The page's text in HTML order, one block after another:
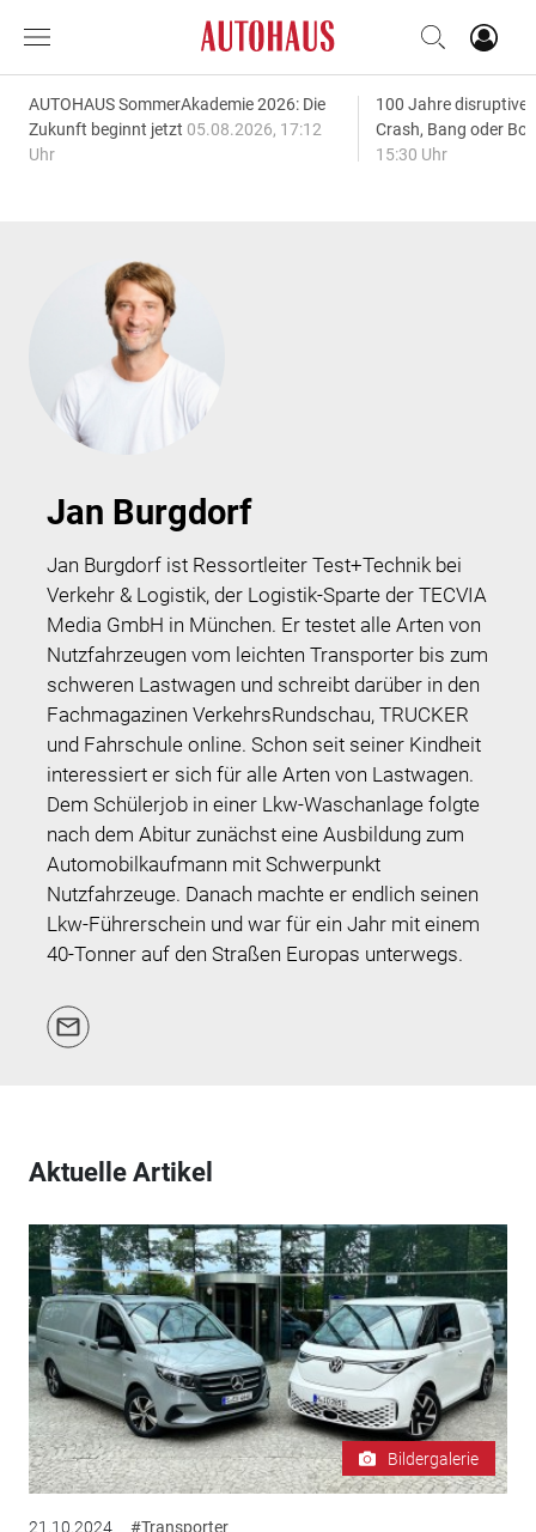
AUTOHAUS SommerAkademie 2026: Die
Zukunft beginnt jetzt 05.08.2026, 17:12
Uhr
100 Jahre disruptive
Crash, Bang oder
15:30 Uhr
Jan Burgdorf
Jan Burgdorf ist Ressortleiter Test+Technik bei
Verkehr & Logistik, der Logistik-Sparte der TECVIA
Media GmbH in München. Er testet alle Arten von
Nutzfahrzeugen vom leichten Transporter bis zum
schweren Lastwagen und schreibt darüber in den
Fachmagazinen VerkehrsRundschau, TRUCKER
und Fahrschule online. Schon seit seiner Kindheit
interessiert er sich für alle Arten von Lastwagen.
Dem Schülerjob in einer Lkw-Waschanlage folgte
nach dem Abitur zunächst eine Ausbildung zum
Automobilkaufmann mit Schwerpunkt
Nutzfahrzeuge. Danach machte er endlich seinen
Lkw-Führerschein und war für ein Jahr mit einem
40-Tonner auf den Straßen Europas unterwegs.
Aktuelle Artikel
Bildergalerie
21.10.2024 #Transporter